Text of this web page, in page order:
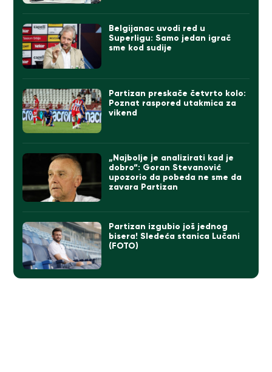
Belgijanac uvodi red u
Superligu: Samo jedan igrač
sme kod sudije
Partizan preskače četvrto kolo:
Poznat raspored utakmica za
vikend
„Najbolje je analizirati kad je
dobro“: Goran Stevanović
upozorio da pobeda ne sme da
zavara Partizan
Partizan izgubio još jednog
bisera! Sledeća stanica Lučani
(FOTO)